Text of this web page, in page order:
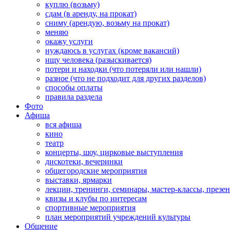
куплю (возьму)
сдам (в аренду, на прокат)
сниму (арендую, возьму на прокат)
меняю
окажу услуги
нуждаюсь в услугах (кроме вакансий)
ищу человека (разыскивается)
потери и находки (что потеряли или нашли)
разное (что не подходит для других разделов)
способы оплаты
правила раздела
Фото
Афиша
вся афиша
кино
театр
концерты, шоу, цирковые выступления
дискотеки, вечеринки
общегородские мероприятия
выставки, ярмарки
лекции, тренинги, семинары, мастер-классы,
квизы и клубы по интересам
спортивные мероприятия
план мероприятий учреждений культуры
Общение